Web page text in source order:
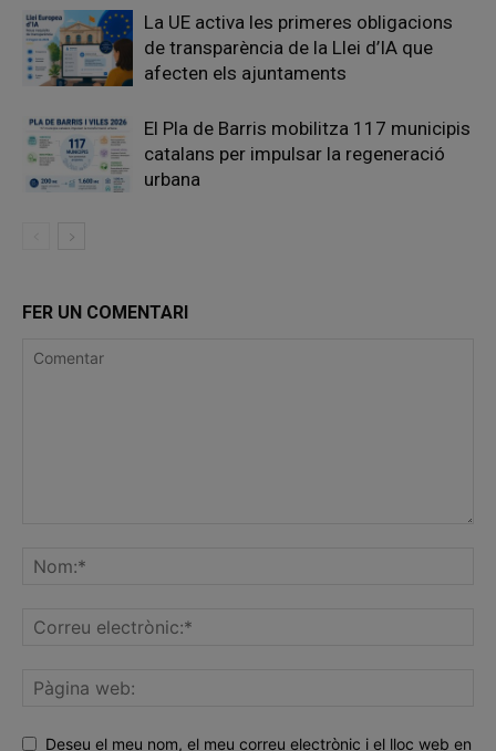
La UE activa les primeres obligacions
de transparència de la Llei d’IA que
afecten els ajuntaments
El Pla de Barris mobilitza 117 municipis
catalans per impulsar la regeneració
urbana
FER UN COMENTARI
Deseu el meu nom, el meu correu electrònic i el lloc web en